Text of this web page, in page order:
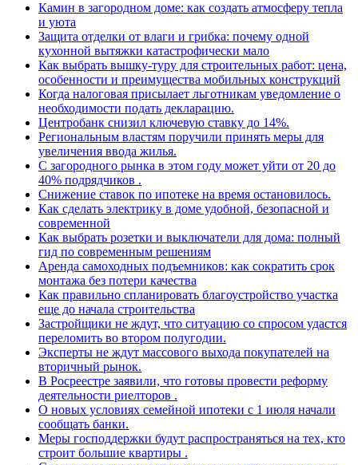
Камин в загородном доме: как создать атмосферу тепла
и уюта
Защита отделки от влаги и грибка: почему одной
кухонной вытяжки катастрофически мало
Как выбрать вышку-туру для строительных работ: цена,
особенности и преимущества мобильных конструкций
Когда налоговая присылает льготникам уведомление о
необходимости подать декларацию.
Центробанк снизил ключевую ставку до 14%.
Региональным властям поручили принять меры для
увеличения ввода жилья.
С загородного рынка в этом году может уйти от 20 до
40% подрядчиков .
Снижение ставок по ипотеке на время остановилось.
Как сделать электрику в доме удобной, безопасной и
современной
Как выбрать розетки и выключатели для дома: полный
гид по современным решениям
Аренда самоходных подъемников: как сократить срок
монтажа без потери качества
Как правильно спланировать благоустройство участка
еще до начала строительства
Застройщики не ждут, что ситуацию со спросом удастся
переломить во втором полугодии.
Эксперты не ждут массового выхода покупателей на
вторичный рынок.
В Росреестре заявили, что готовы провести реформу
деятельности риелторов .
О новых условиях семейной ипотеки с 1 июля начали
сообщать банки.
Меры господдержки будут распространяться на тех, кто
строит большие квартиры .